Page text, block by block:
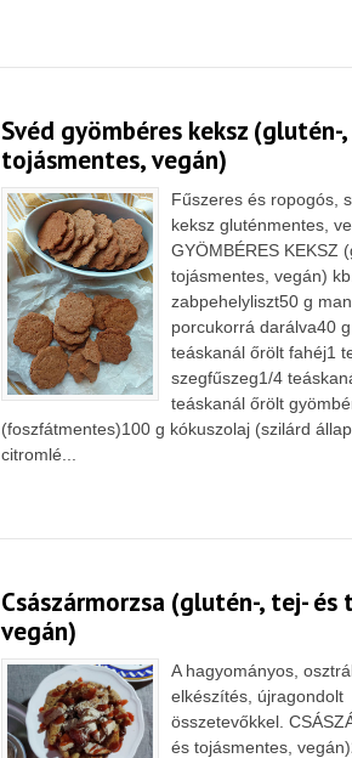
Svéd gyömbéres keksz (glutén-
tojásmentes, vegán)
Fűszeres és ropogós,
keksz gluténmentes,
GYÖMBÉRES KEKSZ
tojásmentes, vegán)
zabpehelyliszt50 g
porcukorrá darálva40
teáskanál őrölt fahéj1
szegfűszeg1/4
teáskanál őrölt
(foszfátmentes)100 g kókuszolaj (szilárd
citromlé...
Császármorzsa (glutén-, tej- és
vegán)
A hagyományos,
elkészítés, újragondolt
összetevőkkel.
és tojásmentes,